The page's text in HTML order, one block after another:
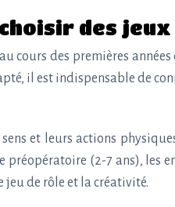
des jeux
cours des premières
il est indispensable de
et leurs actions
(2-7 ans), les
jeu de rôle et la créativité.